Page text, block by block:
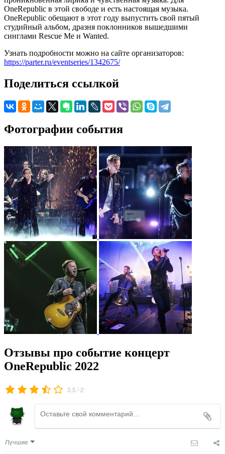
OneRepublic в этой свободе и есть настоящая музыка.
OneRepublic обещают в этот году выпустить свой пятый
студийный альбом, дразня поклонников вышедшими
синглами Rescue Me и Wanted.
Узнать подробности можно на сайте организаторов:
https://parter.ru/eventseries/1342675/
Поделиться ссылкой
Фотографии события
Отзывы про событие концерт
OneRepublic 2022
3.5 /2
Лучшие